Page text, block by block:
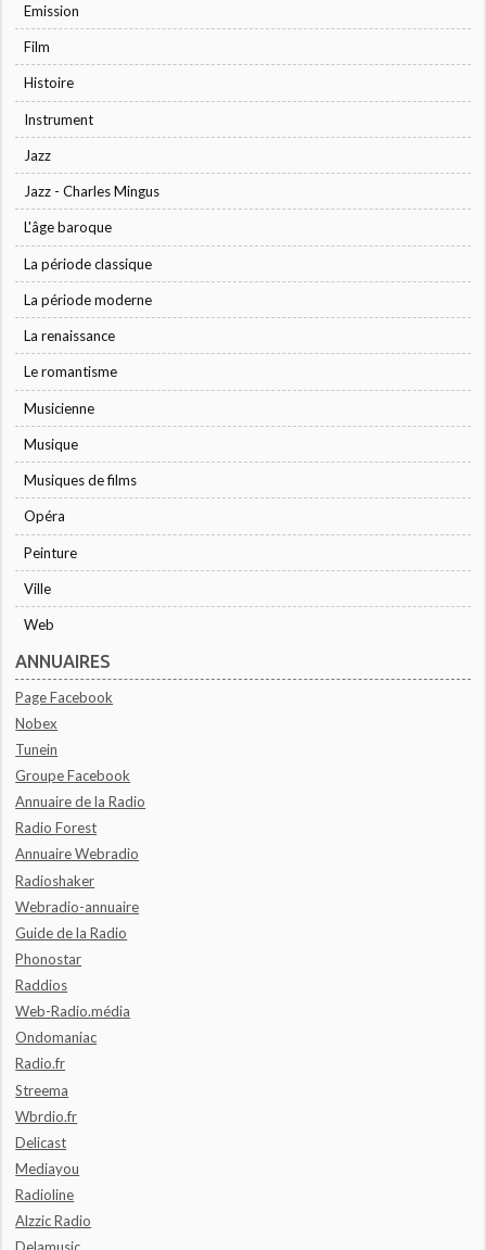
Emission
Film
Histoire
Instrument
Jazz
Jazz - Charles Mingus
L'âge baroque
La période classique
La période moderne
La renaissance
Le romantisme
Musicienne
Musique
Musiques de films
Opéra
Peinture
Ville
Web
ANNUAIRES
Page Facebook
Nobex
Tunein
Groupe Facebook
Annuaire de la Radio
Radio Forest
Annuaire Webradio
Radioshaker
Webradio-annuaire
Guide de la Radio
Phonostar
Raddios
Web-Radio.média
Ondomaniac
Radio.fr
Streema
Wbrdio.fr
Delicast
Mediayou
Radioline
Alzzic Radio